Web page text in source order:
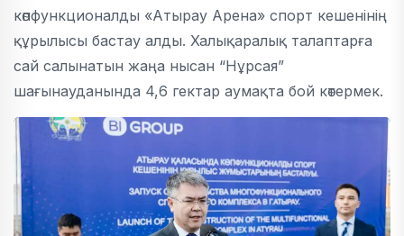
көпфункционалды «Атырау Арена» спорт кешенінің
құрылысы бастау алды. Халықаралық талаптарға
сай салынатын жаңа нысан “Нұрсая”
шағынауданында 4,6 гектар аумақта бой көтермек.